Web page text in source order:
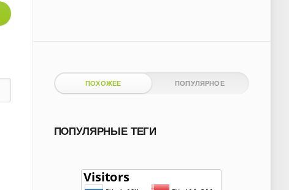
ПОХОЖЕЕ ПОПУЛЯРНОЕ
ПОПУЛЯРНЫЕ ТЕГИ